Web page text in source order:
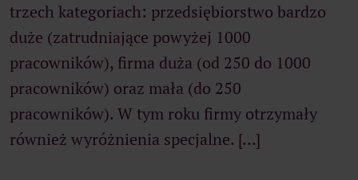
trzech kategoriach: przedsiębiorstwo bardzo
duże (zatrudniające powyżej 1000
pracowników), firma duża (od 250 do 1000
pracowników) oraz mała (do 250
pracowników). W tym roku firmy otrzymały
również wyróżnienia specjalne. […]